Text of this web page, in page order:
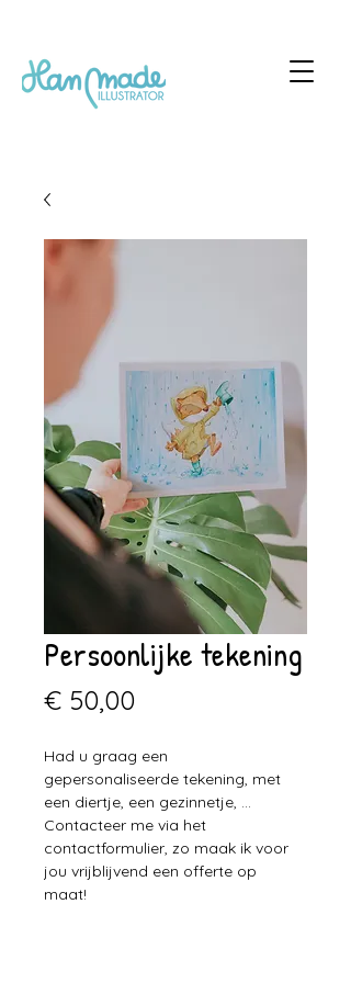
Persoonlijke tekening
€ 50,00Prijs
Had u graag een
gepersonaliseerde tekening, met
een diertje, een gezinnetje, ...
Contacteer me via het
contactformulier, zo maak ik voor
jou vrijblijvend een offerte op
maat!